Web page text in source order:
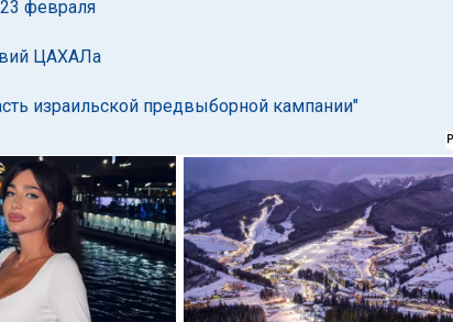
февраля
ЦАХАЛа
израильской предвыборной кампании"